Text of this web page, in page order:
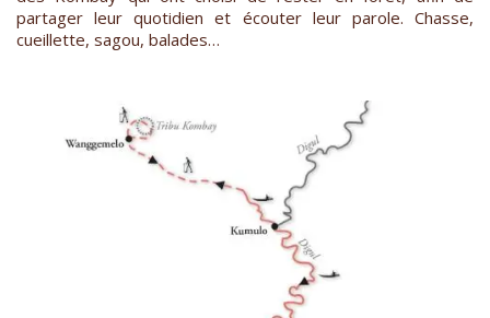
partager leur quotidien et écouter leur parole. Chasse,
cueillette, sagou, balades…